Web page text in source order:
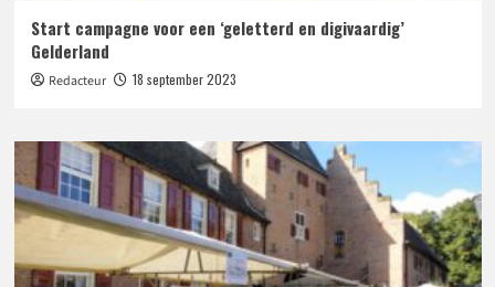
Start campagne voor een ‘geletterd en digivaardig’
Gelderland
Redacteur 18 september 2023